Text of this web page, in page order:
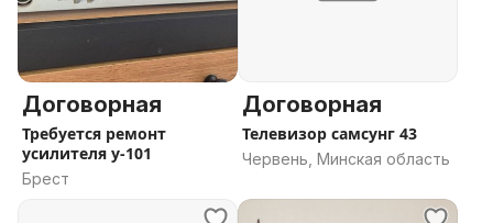
Договорная
Требуется ремонт
усилителя у-101
Брест
Договорная
Телевизор самсунг 43
Червень, Минская область